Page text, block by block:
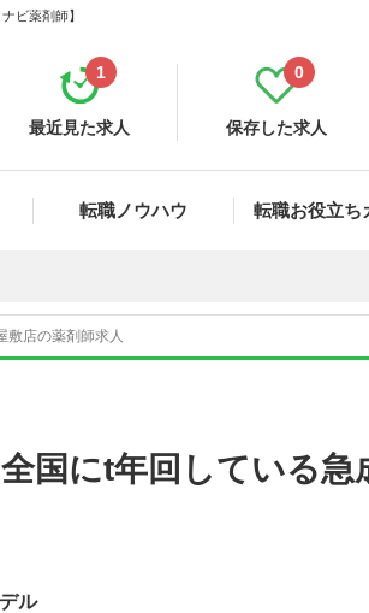
ビ薬剤師】
最近見た求人
1
保存した求人
0
転職ノウハウ 転職お役立ち
店の薬剤師求人
国にt年回している急
ル